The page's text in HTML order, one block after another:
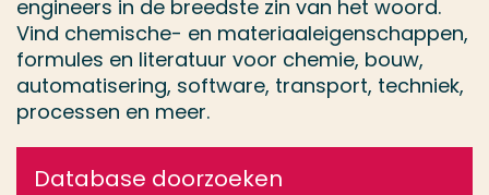
engineers in de breedste zin van het woord.
Vind chemische- en materiaaleigenschappen,
formules en literatuur voor chemie, bouw,
automatisering, software, transport, techniek,
processen en meer.
Database doorzoeken